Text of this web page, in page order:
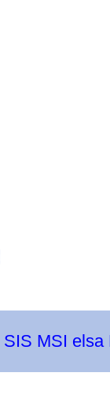
SIS MSI elsa